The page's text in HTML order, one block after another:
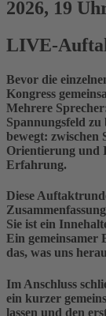
2026, 19
LIVE-
Bevor die
Kongress
Mehrere
Spannungsfeld zu
bewegt: zwischen
Orientierung und
Erfahrung.
Diese
Sie ist ein
Ein gemeinsamer
das, was uns
Im Anschluss
ein kurzer
lassen und den